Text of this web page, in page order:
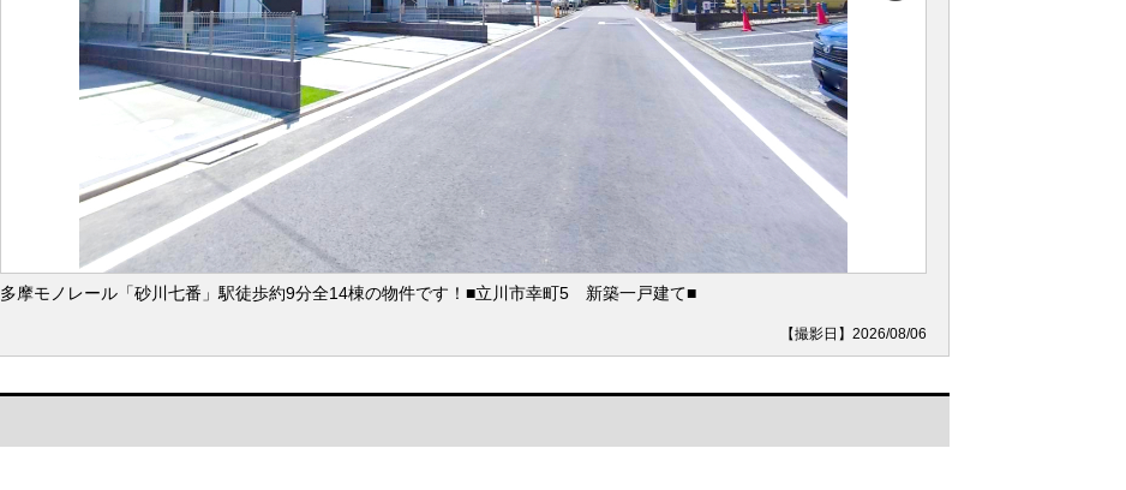
多摩モノレール「砂川七番」駅徒歩約9分全14棟の物件です！■立川市幸町5 新築一戸建て■
【撮影日】2026/08/06